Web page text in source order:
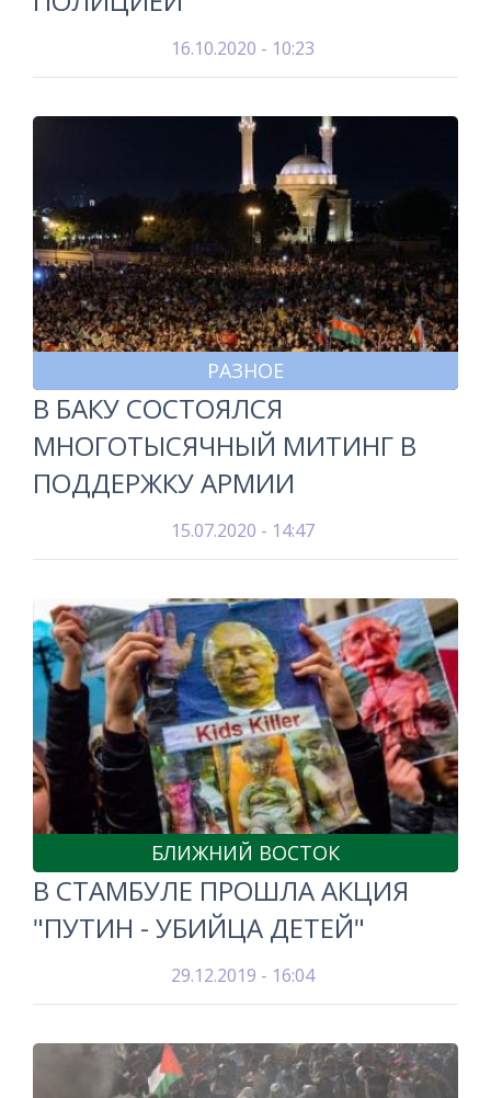
16.10.2020 - 10:23
РАЗНОЕ
В БАКУ СОСТОЯЛСЯ
МНОГОТЫСЯЧНЫЙ МИТИНГ В
ПОДДЕРЖКУ АРМИИ
15.07.2020 - 14:47
БЛИЖНИЙ ВОСТОК
В СТАМБУЛЕ ПРОШЛА АКЦИЯ
"ПУТИН - УБИЙЦА ДЕТЕЙ"
29.12.2019 - 16:04